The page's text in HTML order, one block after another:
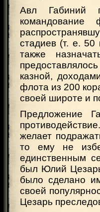
Авл Габиний
стадиев (т. е.
также
казной,
флота из 200
своей широте и
Предложение
желает
то ему не
единственным
был Юлий
было сделано
своей
Цезарь